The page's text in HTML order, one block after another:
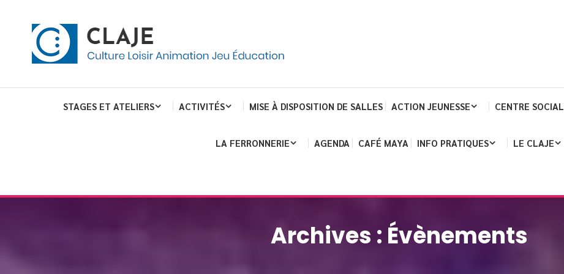
Claje
STAGES ET ATELIERS ACTIVITÉS MISE À DISPOSITION DE SALLES ACTION JEUNESSE CENTRE SOCIAL
LA FERRONNERIE AGENDA CAFÉ MAYA INFO PRATIQUES LE CLAJE
Archives : Évènements